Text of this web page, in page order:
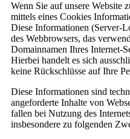
Wenn Sie auf unsere Website
mittels eines Cookies
Diese Informationen (Server-
des Webbrowsers, das
Domainnamen Ihres Internet-
Hierbei handelt es sich
keine Rückschlüsse auf Ihre
Diese Informationen sind
angeforderte Inhalte von
fallen bei Nutzung des
insbesondere zu folgenden